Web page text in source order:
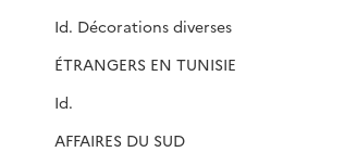
Id. Décorations diverses
ÉTRANGERS EN TUNISIE
Id.
AFFAIRES DU SUD